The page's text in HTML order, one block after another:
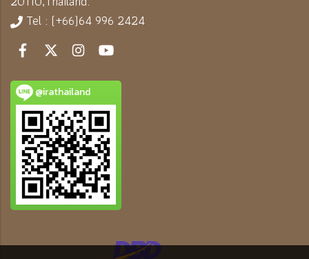
Tel : (+66)64 996 2424
@irathailand